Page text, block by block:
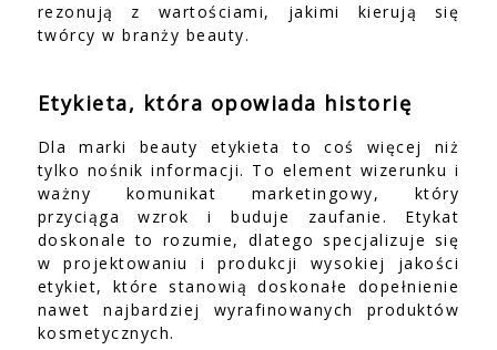
rezonują z wartościami, jakimi kierują się
twórcy w branży beauty.
Etykieta, która opowiada historię
Dla marki beauty etykieta to coś więcej niż
tylko nośnik informacji. To element wizerunku i
ważny komunikat marketingowy, który
przyciąga wzrok i buduje zaufanie. Etykat
doskonale to rozumie, dlatego specjalizuje się
w projektowaniu i produkcji wysokiej jakości
etykiet, które stanowią doskonałe dopełnienie
nawet najbardziej wyrafinowanych produktów
kosmetycznych.